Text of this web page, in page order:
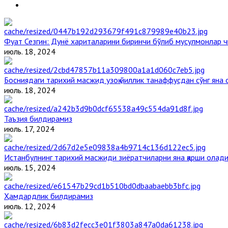
Фуат Сезгин: Дунё хариталарини биринчи бўлиб мусулмонлар
июль. 18, 2024
Босниядаги тарихий масжид узоқ йиллик танаффусдан сўнг яна
июль. 18, 2024
Таъзия билдирамиз
июль. 17, 2024
Истанбулнинг тарихий масжиди зиёратчиларни яна қарши олади
июль. 15, 2024
Ҳамдардлик билдирамиз
июль. 12, 2024